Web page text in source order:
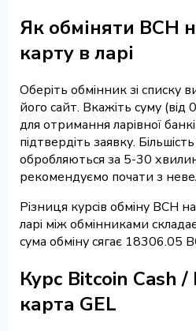
Як обміняти BCH
карту в ларі
Оберіть обмінник зі списку
його сайт. Вкажіть суму (від
для отримання ларівної
підтвердіть заявку.
обробляються за 5-30
рекомендуємо почати з
Різниця курсів обміну BCH
ларі між обмінниками
сума обміну сягає 18306.05
Курс Bitcoin Cash /
карта GEL